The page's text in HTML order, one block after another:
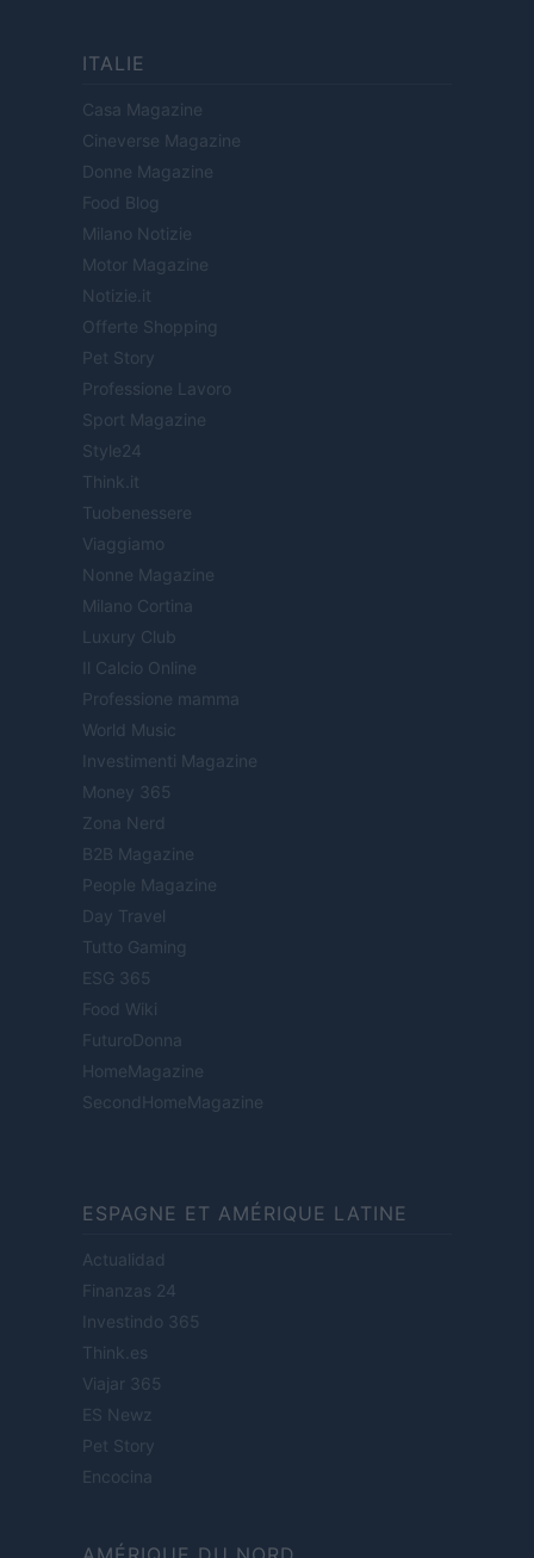
ITALIE
Casa Magazine
Cineverse Magazine
Donne Magazine
Food Blog
Milano Notizie
Motor Magazine
Notizie.it
Offerte Shopping
Pet Story
Professione Lavoro
Sport Magazine
Style24
Think.it
Tuobenessere
Viaggiamo
Nonne Magazine
Milano Cortina
Luxury Club
Il Calcio Online
Professione mamma
World Music
Investimenti Magazine
Money 365
Zona Nerd
B2B Magazine
People Magazine
Day Travel
Tutto Gaming
ESG 365
Food Wiki
FuturoDonna
HomeMagazine
SecondHomeMagazine
ESPAGNE ET AMÉRIQUE LATINE
Actualidad
Finanzas 24
Investindo 365
Think.es
Viajar 365
ES Newz
Pet Story
Encocina